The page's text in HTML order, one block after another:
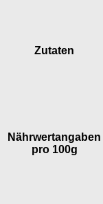
Zutaten
Nährwertangaben
pro 100g